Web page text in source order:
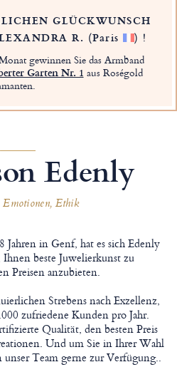
GLÜCKWUNSCH
R. (Paris ) !
gewinnen Sie das Armband
Garten Nr. 1 aus Roségold
Edenly
Ethik
in Genf, hat es sich Edenly
beste Juwelierkunst zu
Preisen anzubieten.
Strebens nach Exzellenz,
zufriedene Kunden pro Jahr.
Qualität, den besten Preis
Und um Sie in Ihrer Wahl
Team gerne zur Verfügung..